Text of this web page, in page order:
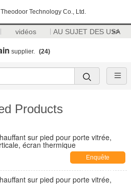
Technology Co., Ltd.
vidéos AU SUJET DES USA
>>
supplier. (24)
Products
sur pied pour porte vitrée,
écran thermique
Enquête
maintenant
sur pied pour porte vitrée,